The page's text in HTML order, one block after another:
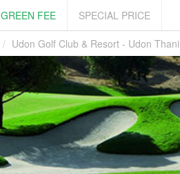
GREEN FEE
SPECIAL PRICE
Udon Golf Club & Resort - Udon Thani